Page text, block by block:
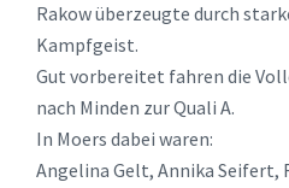
Rakow überzeugte durch
Kampfgeist.
Gut vorbereitet fahren die
nach Minden zur Quali A.
In Moers dabei waren:
Angelina Gelt, Annika Seifert,